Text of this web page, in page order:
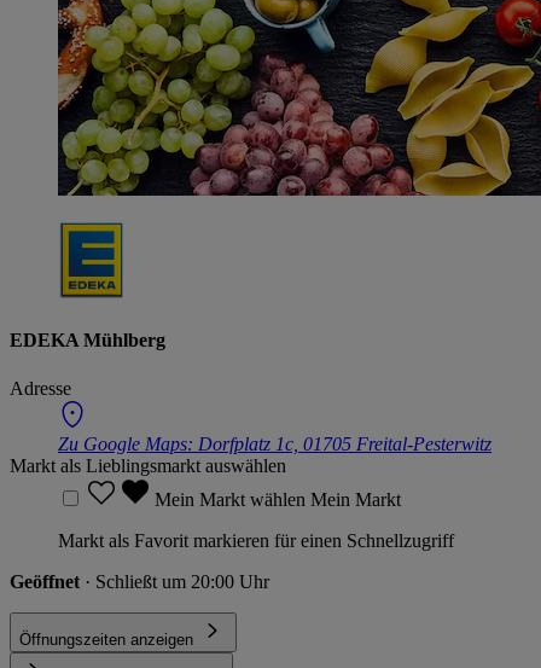
EDEKA Mühlberg
Adresse
Zu Google Maps: Dorfplatz 1c, 01705 Freital-Pesterwitz
Markt als Lieblingsmarkt auswählen
Mein Markt wählen Mein Markt
Markt als Favorit markieren für einen Schnellzugriff
Geöffnet · Schließt um 20:00 Uhr
Öffnungszeiten anzeigen